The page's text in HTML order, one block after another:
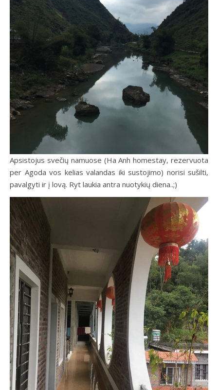
Apsistojus svečių namuose (Ha Anh homestay, rezervuota
per Agoda vos kelias valandas iki sustojimo) norisi sušilti,
pavalgyti ir į lovą. Ryt laukia antra nuotykių diena..;)